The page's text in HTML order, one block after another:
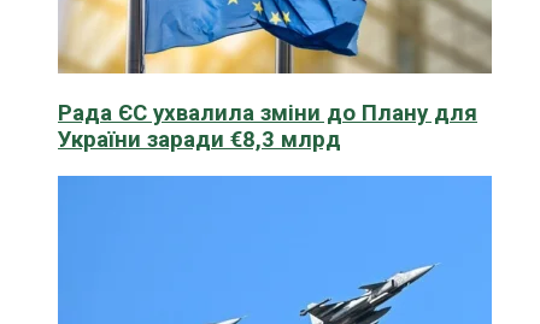
Рада ЄС ухвалила зміни до Плану для
України заради €8,3 млрд